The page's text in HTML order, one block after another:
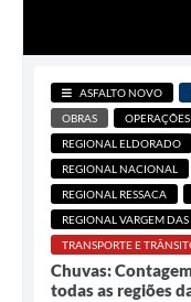
ASFALTO NOVO
OBRAS
OPERAÇÕES
REGIONAL ELDORADO
REGIONAL NACIONAL
REGIONAL RESSACA
REGIONAL VARGEM DAS
TRANSPORTE E
Chuvas:
todas as regiões